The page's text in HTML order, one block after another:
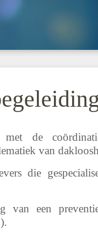
de
van
die
van een